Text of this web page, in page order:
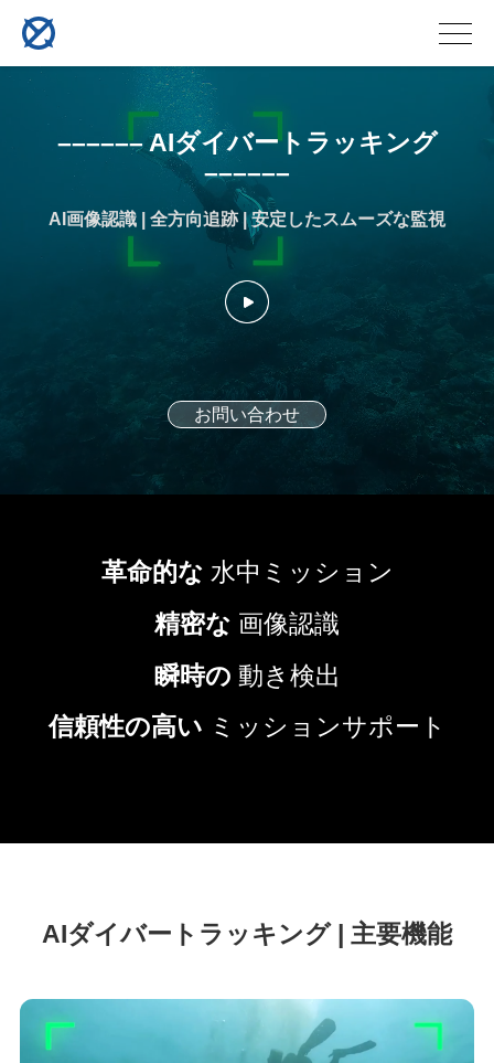
–––––– AIダイバートラッキング
––––––
AI画像認識 | 全方向追跡 | 安定したスムーズな監視
お問い合わせ
革命的な 水中ミッション
精密な 画像認識
瞬時の 動き検出
信頼性の高い ミッションサポート
AIダイバートラッキング | 主要機能